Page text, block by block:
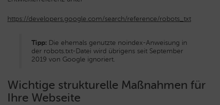
https://developers.google.com/search/reference/robots_txt
Tipp: Die ehemals genutzte noindex-Anweisung in
der robots.txt-Datei wird übrigens seit September
2019 von Google ignoriert.
Wichtige strukturelle Maßnahmen für
Ihre Webseite